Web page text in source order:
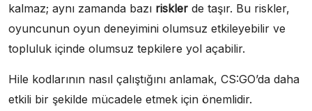
kalmaz; aynı zamanda bazı riskler de taşır. Bu riskler,
oyuncunun oyun deneyimini olumsuz etkileyebilir ve
topluluk içinde olumsuz tepkilere yol açabilir.
Hile kodlarının nasıl çalıştığını anlamak, CS:GO’da daha
etkili bir şekilde mücadele etmek için önemlidir.